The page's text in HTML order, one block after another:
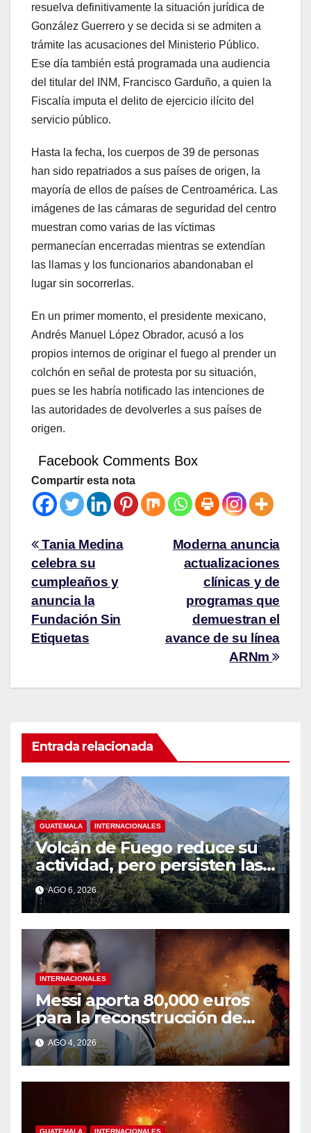
resuelva definitivamente la situación jurídica de
González Guerrero y se decida si se admiten a
trámite las acusaciones del Ministerio Público.
Ese día también está programada una audiencia
del titular del INM, Francisco Garduño, a quien la
Fiscalía imputa el delito de ejercicio ilícito del
servicio público.
Hasta la fecha, los cuerpos de 39 de personas
han sido repatriados a sus países de origen, la
mayoría de ellos de países de Centroamérica. Las
imágenes de las cámaras de seguridad del centro
muestran como varias de las víctimas
permanecían encerradas mientras se extendían
las llamas y los funcionarios abandonaban el
lugar sin socorrerlas.
En un primer momento, el presidente mexicano,
Andrés Manuel López Obrador, acusó a los
propios internos de originar el fuego al prender un
colchón en señal de protesta por su situación,
pues se les habría notificado las intenciones de
las autoridades de devolverles a sus países de
origen.
Facebook Comments Box
Compartir esta nota
Moderna anuncia
actualizaciones
clínicas y de
programas que
demuestran el
avance de su línea
ARNm
Tania Medina
celebra su
cumpleaños y
anuncia la
Fundación Sin
Etiquetas
Entrada relacionada
GUATEMALA INTERNACIONALES
Volcán de Fuego reduce su
actividad, pero persisten las
alertas
AGO 6, 2026
INTERNACIONALES
Messi aporta 80,000 euros
para la reconstrucción de
zonas afectadas por incendio
en Madrid
AGO 4, 2026
GUATEMALA INTERNACIONALES